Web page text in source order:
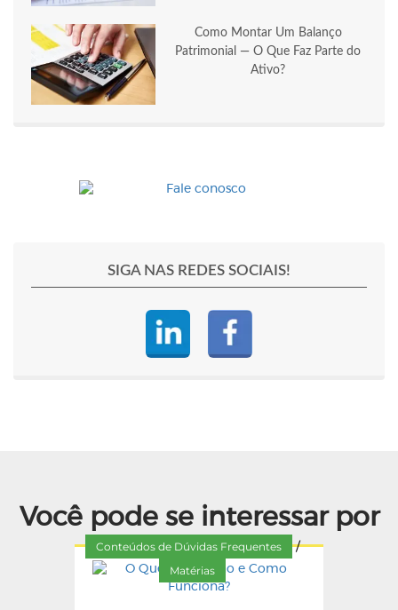
Como Montar Um Balanço
Patrimonial — O Que Faz Parte do
Ativo?
SIGA NAS REDES SOCIAIS!
Você pode se interessar por
Conteúdos de Dúvidas Frequentes /
Matérias